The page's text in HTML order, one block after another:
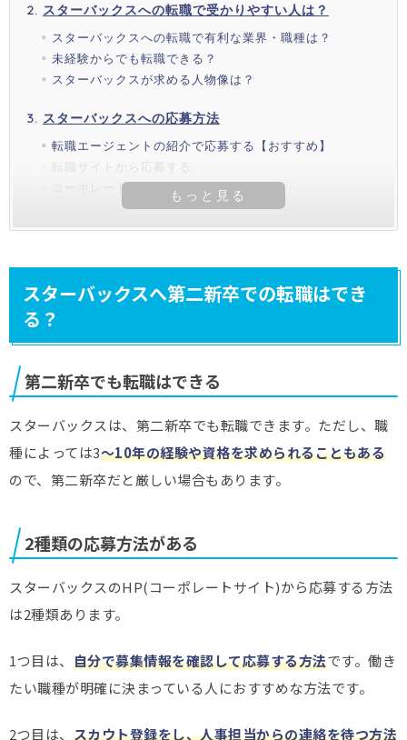
スターバックスへの転職で受かりやすい人は？
スターバックスへの転職で有利な業界・職種は？
未経験からでも転職できる？
スターバックスが求める人物像は？
スターバックスへの応募方法
転職エージェントの紹介で応募する【おすすめ】
転職サイトから応募する
コーポレートサイトから応募する
スターバックスへ第二新卒での転職はでき
る？
第二新卒でも転職はできる
スターバックスは、第二新卒でも転職できます。ただし、職
種によっては3～10年の経験や資格を求められることもある
ので、第二新卒だと厳しい場合もあります。
2種類の応募方法がある
スターバックスのHP(コーポレートサイト)から応募する方法
は2種類あります。
1つ目は、 自分で募集情報を確認して応募する方法です。働き
たい職種が明確に決まっている人におすすめな方法です。
2つ目は、 スカウト登録をし、人事担当からの連絡を待つ方法